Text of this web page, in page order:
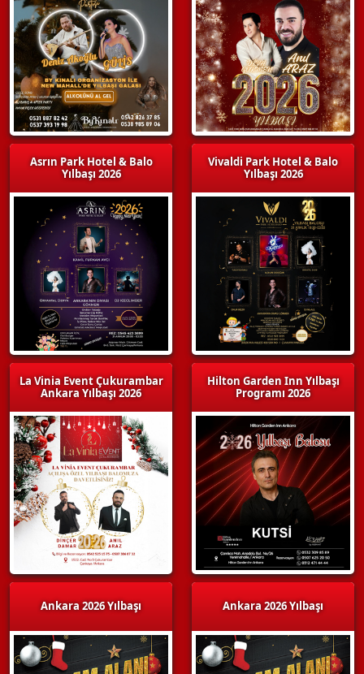
Asrın Park Hotel & Balo
Yılbaşı 2026
La Vinia Event Çukurambar
Ankara Yılbaşı 2026
Ankara 2026 Yılbaşı
Vivaldi Park Hotel & Balo
Yılbaşı 2026
Hilton Garden Inn Yılbaşı
Programı 2026
Ankara 2026 Yılbaşı